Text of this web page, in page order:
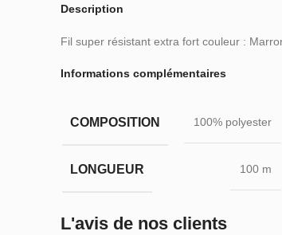
Description
Fil super résistant extra fort couleur :
Informations complémentaires
COMPOSITION 100% polyester
LONGUEUR 100 m
L'avis de nos clients